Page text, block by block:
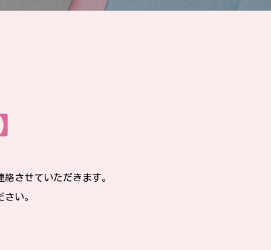
させていただきます。
い。